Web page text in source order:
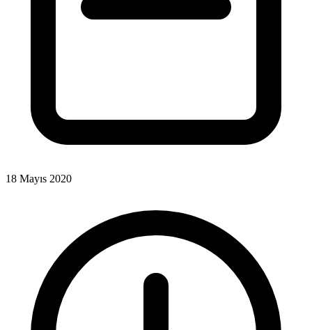
18 Mayıs 2020